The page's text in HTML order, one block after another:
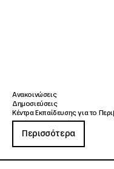
Ανακοινώσεις
Δημοσιεύσεις
Κέντρα Εκπαίδευσης για το
Περισσότερα